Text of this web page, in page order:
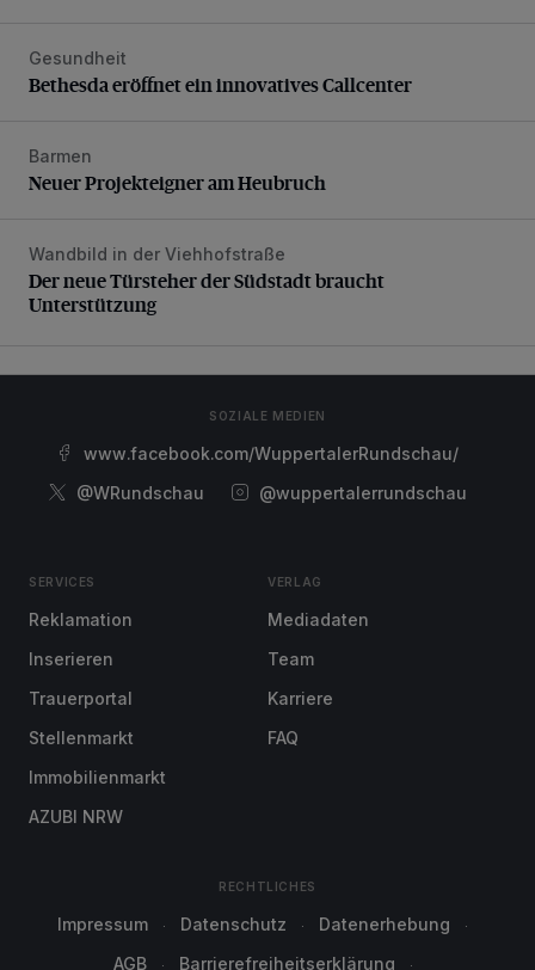
Bethesda eröffnet ein innovatives Callcenter
Gesundheit
Bethesda eröffnet ein innovatives Callcenter
Neuer Projekteigner am Heubruch
Barmen
Neuer Projekteigner am Heubruch
Der neue Türsteher der Südstadt braucht Unterstützung
Wandbild in der Viehhofstraße
Der neue Türsteher der Südstadt braucht
Unterstützung
SOZIALE MEDIEN
www.facebook.com/WuppertalerRundschau/
@WRundschau
@wuppertalerrundschau
SERVICES
Reklamation
Inserieren
Trauerportal
Stellenmarkt
Immobilienmarkt
AZUBI NRW
VERLAG
Mediadaten
Team
Karriere
FAQ
RECHTLICHES
Impressum Datenschutz
Datenerhebung
AGB
Barrierefreiheitserklärung